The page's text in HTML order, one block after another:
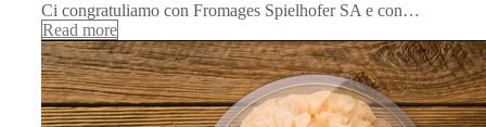
Ci congratuliamo con Fromages Spielhofer SA e con…
Read more